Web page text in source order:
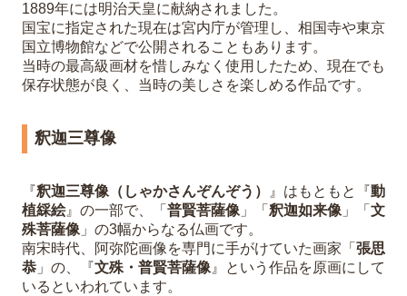
1889年には明治天皇に献納されました。
国宝に指定された現在は宮内庁が管理し、相国寺や東京
国立博物館などで公開されることもあります。
当時の最高級画材を惜しみなく使用したため、現在でも
保存状態が良く、当時の美しさを楽しめる作品です。
釈迦三尊像
『釈迦三尊像（しゃかさんぞんぞう） 』はもともと『動
植綵絵』の一部で、「 普賢菩薩像 」「 釈迦如来像 」「 文
殊菩薩像 」の3幅からなる仏画です。
南宋時代、阿弥陀画像を専門に手がけていた画家「 張思
恭 」の、『文殊・普賢菩薩像 』という作品を原画にして
いるといわれています。